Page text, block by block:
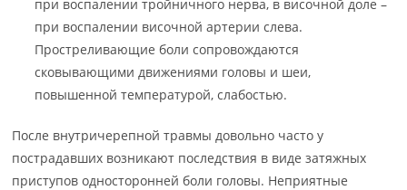
при воспалении тройничного нерва, в височной доле –
при воспалении височной артерии слева.
Простреливающие боли сопровождаются
сковывающими движениями головы и шеи,
повышенной температурой, слабостью.
После внутричерепной травмы довольно часто у
пострадавших возникают последствия в виде затяжных
приступов односторонней боли головы. Неприятные